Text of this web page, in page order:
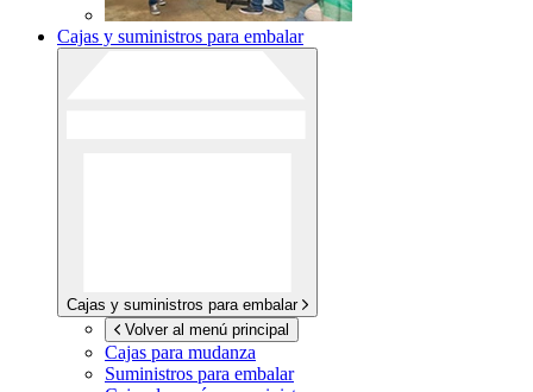
Cajas y suministros para embalar
Cajas y suministros para embalar
Volver al menú principal
Cajas para mudanza
Suministros para embalar